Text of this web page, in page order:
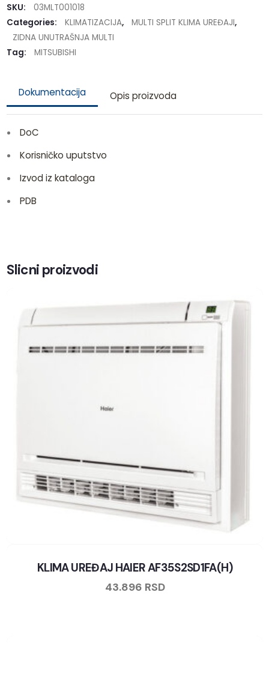
SKU:
03MLT001018
Categories:
KLIMATIZACIJA, MULTI SPLIT KLIMA UREĐAJI,
ZIDNA UNUTRAŠNJA MULTI
Tag:
MITSUBISHI
Dokumentacija Opis proizvoda
DoC
Korisničko uputstvo
Izvod iz kataloga
PDB
Slicni proizvodi
KLIMA UREĐAJ HAIER AF35S2SD1FA(H)
43.896 RSD